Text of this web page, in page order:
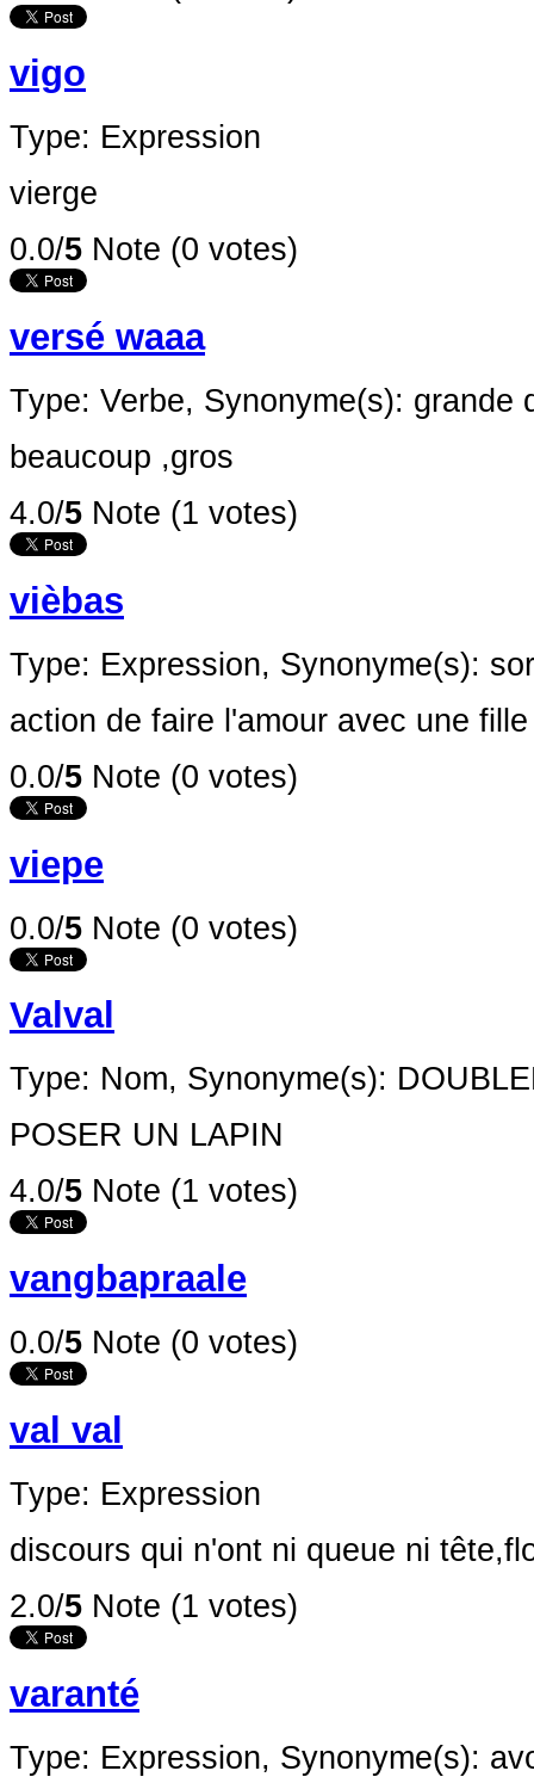
vigo
Type: Expression
vierge
0.0/5 Note (0 votes)
versé waaa
Type: Verbe, Synonyme(s): grande
beaucoup ,gros
4.0/5 Note (1 votes)
vièbas
Type: Expression, Synonyme(s):
action de faire l'amour avec une fille
0.0/5 Note (0 votes)
viepe
0.0/5 Note (0 votes)
Valval
Type: Nom, Synonyme(s):
POSER UN LAPIN
4.0/5 Note (1 votes)
vangbapraale
0.0/5 Note (0 votes)
val val
Type: Expression
discours qui n'ont ni queue ni
2.0/5 Note (1 votes)
varanté
Type: Expression, Synonyme(s):